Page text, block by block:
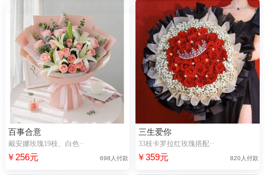
百事合意
戴安娜玫瑰19枝、白色··
￥256元 698人付款
三生爱你
33枝卡罗拉红玫瑰搭配··
￥359元 820人付款